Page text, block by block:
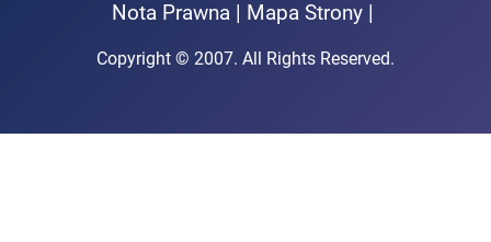
Nota Prawna | Mapa Strony |
Copyright © 2007. All Rights Reserved.